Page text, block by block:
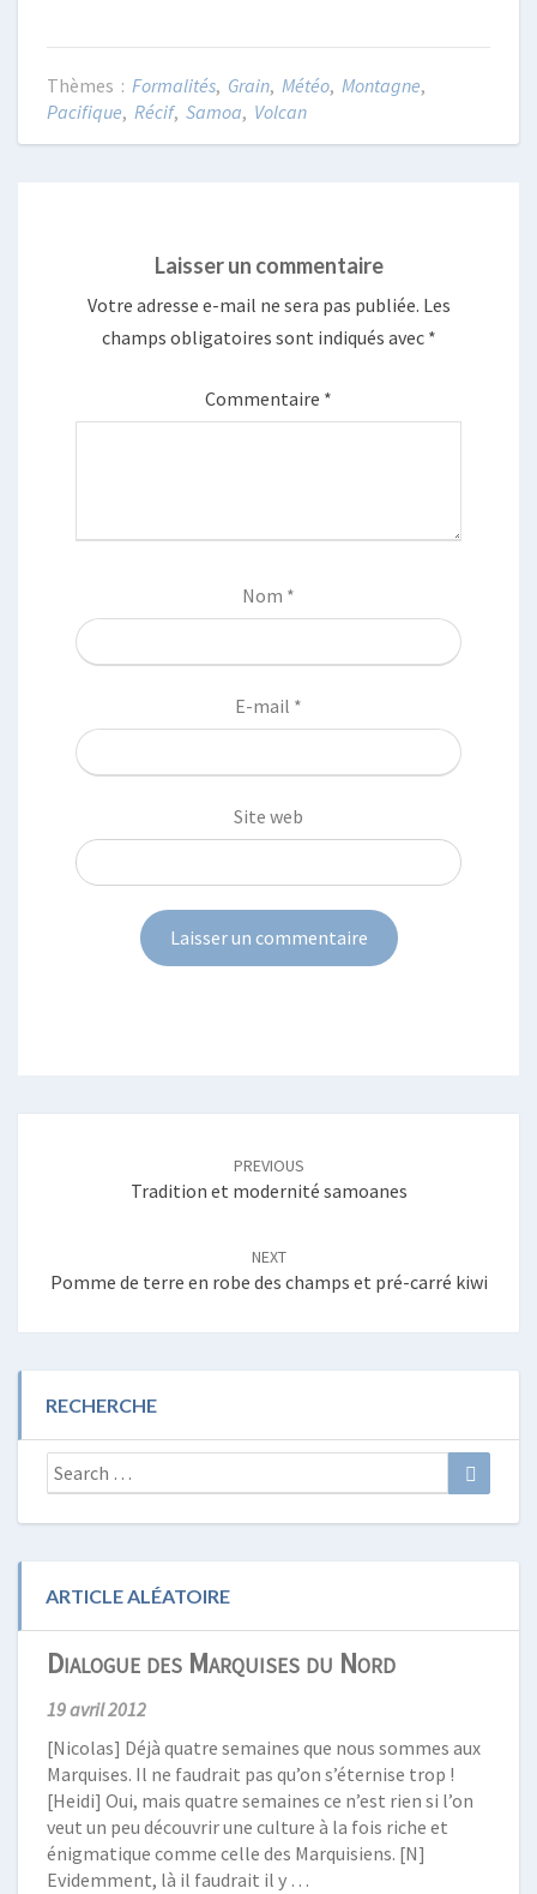
Formalités, Grain, Météo, Montagne,
Pacifique, Récif, Samoa, Volcan
Laisser un commentaire
Votre adresse e-mail ne sera pas publiée. Les
champs obligatoires sont indiqués avec *
Commentaire *
Nom *
E-mail *
Site web
PREVIOUS
Tradition et modernité samoanes
NEXT
Pomme de terre en robe des champs et pré-carré kiwi
RECHERCHE
Search
for:
Search
ARTICLE ALÉATOIRE
Dialogue des Marquises du Nord
19 avril 2012
[Nicolas] Déjà quatre semaines que nous sommes aux
Marquises. Il ne faudrait pas qu’on s’éternise trop !
[Heidi] Oui, mais quatre semaines ce n’est rien si l’on
veut un peu découvrir une culture à la fois riche et
énigmatique comme celle des Marquisiens. [N]
Evidemment, là il faudrait il y …